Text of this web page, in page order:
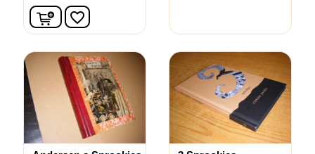
In winkelwagen
favorite_border